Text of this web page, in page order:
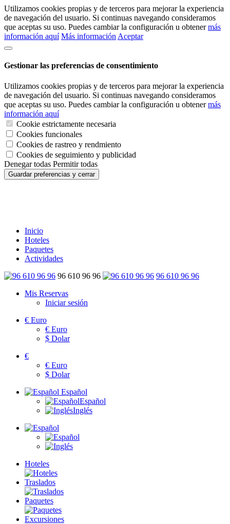
Utilizamos cookies propias y de terceros para mejorar la experiencia
de navegación del usuario. Si continuas navegando consideramos
que aceptas su uso. Puedes cambiar la configuración u obtenermás
información aquí Más información Aceptar
Gestionar las preferencias de consentimiento
Utilizamos cookies propias y de terceros para mejorar la experiencia
de navegación del usuario. Si continuas navegando consideramos
que aceptas su uso. Puedes cambiar la configuración u obtenermás
información aquí
Cookie estrictamente necesaria
Cookies funcionales
Cookies de rastreo y rendmiento
Cookies de seguimiento y publicidad
Denegar todas Permitir todas
Guardar preferencias y cerrar
Inicio
Hoteles
Paquetes
Actividades
96 610 96 96
96 610 96 96
Mis Reservas
Iniciar sesión
€ Euro
€ Euro
$ Dolar
€
€ Euro
$ Dolar
Español
Español
Inglés
Hoteles
Traslados
Paquetes
Excursiones